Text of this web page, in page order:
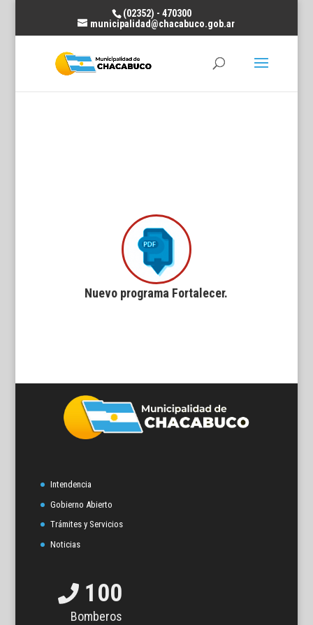
(02352) - 470300
municipalidad@chacabuco.gob.ar
Nuevo programa Fortalecer.
Intendencia
Gobierno Abierto
Trámites y Servicios
Noticias
100
Bomberos